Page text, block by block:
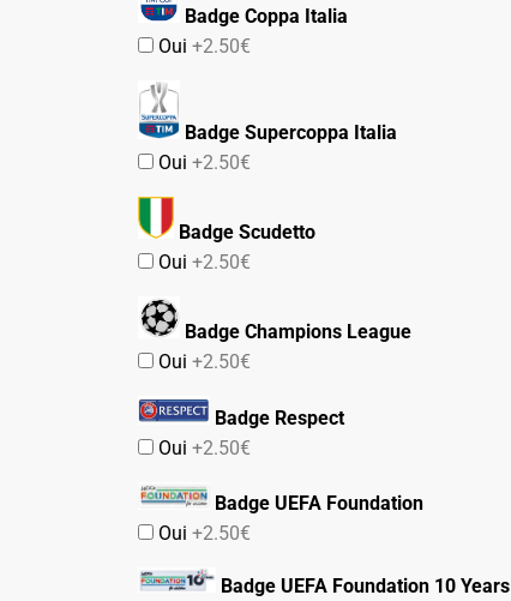
Badge Coppa Italia
Oui+2.50€
Badge Supercoppa Italia
Oui+2.50€
Badge Scudetto
Oui+2.50€
Badge Champions League
Oui+2.50€
Badge Respect
Oui+2.50€
Badge UEFA Foundation
Oui+2.50€
Badge UEFA Foundation 10 Years